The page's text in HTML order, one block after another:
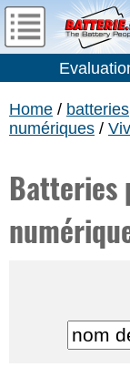
Home / batteries
numériques /
Batteries